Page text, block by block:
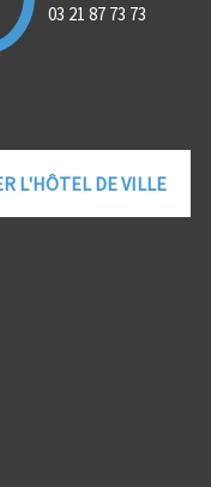
03 21 87 73 73
L'HÔTEL DE VILLE